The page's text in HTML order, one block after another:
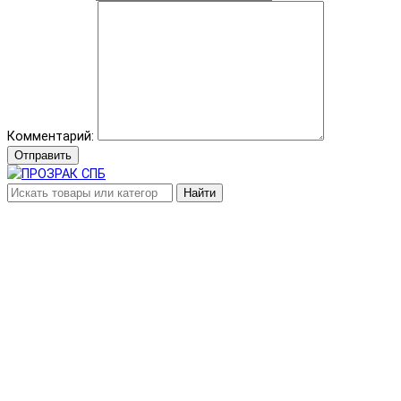
Комментарий:
Отправить
Найти